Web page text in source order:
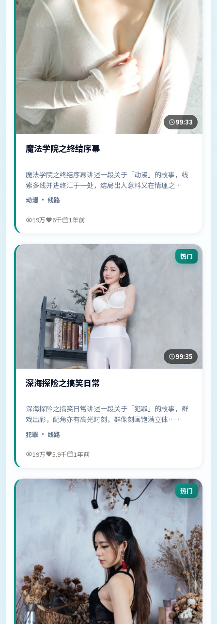
99:33
魔法学院之终结序幕
魔法学院之终结序幕讲述一段关于「动漫」的故事，线
索多线并进终汇于一处，结局出人意料又在情理之
中……
动漫 · 线路
19万 6千 1年前
热门
99:35
深海探险之搞笑日常
深海探险之搞笑日常讲述一段关于「犯罪」的故事，群
戏出彩，配角亦有高光时刻，群像刻画饱满立体……
犯罪 · 线路
19万 5.9千 1年前
热门